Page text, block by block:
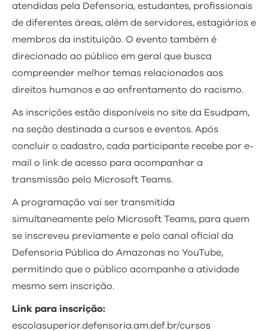
atendidas pela Defensoria, estudantes, profissionais
de diferentes áreas, além de servidores, estagiários e
membros da instituição. O evento também é
direcionado ao público em geral que busca
compreender melhor temas relacionados aos
direitos humanos e ao enfrentamento do racismo.
As inscrições estão disponíveis no site da Esudpam,
na seção destinada a cursos e eventos. Após
concluir o cadastro, cada participante recebe por e-
mail o link de acesso para acompanhar a
transmissão pelo Microsoft Teams.
A programação vai ser transmitida
simultaneamente pelo Microsoft Teams, para quem
se inscreveu previamente e pelo canal oficial da
Defensoria Pública do Amazonas no YouTube,
permitindo que o público acompanhe a atividade
mesmo sem inscrição.
Link para inscrição:
escolasuperior.defensoria.am.def.br/cursos